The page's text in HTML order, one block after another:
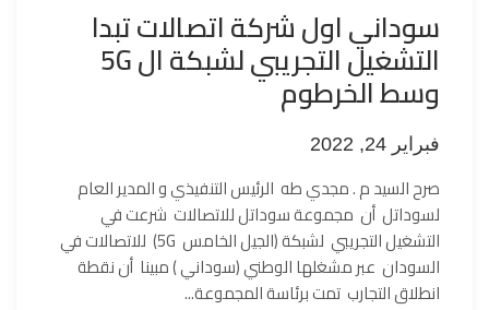
سوداني اول شركة اتصالات تبدا
التشغيل التجريبي لشبكة ال 5G
وسط الخرطوم
فبراير 24, 2022
صرح السيد م . مجدي طه الرئيس التنفيذي و المدير العام
لسوداتل أن مجموعة سوداتل للاتصالات شرعت في
التشغيل التجريبي لشبكة (الجيل الخامس 5G) للاتصالات في
السودان عبر مشغلها الوطني (سوداني ) مبينا أن نقطة
انطلاق التجارب تمت برئاسة المجموعة...